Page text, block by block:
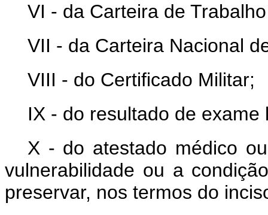
VI - da Carteira de
VII - da Carteira Nacional
VIII - do Certificado Militar;
IX - do resultado de exame
X - do atestado médico
vulnerabilidade ou a
preservar, nos termos do